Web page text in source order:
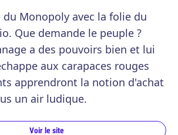
Monopoly avec la folie du
Que demande le peuple ?
a des pouvoirs bien et lui
aux carapaces rouges
apprendront la notion d'achat
un air ludique.
Voir le site